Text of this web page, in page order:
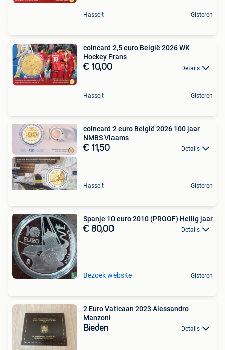
Hasselt Gisteren
coincard 2,5 euro België 2026 WK
Hockey Frans
€ 10,00 Details
Hasselt Gisteren
coincard 2 euro België 2026 100 jaar
NMBS Vlaams
€ 11,50 Details
Hasselt Gisteren
Spanje 10 euro 2010 (PROOF) Heilig jaar
€ 80,00 Details
Bezoek website Gisteren
2 Euro Vaticaan 2023 Alessandro
Manzoni
Bieden Details